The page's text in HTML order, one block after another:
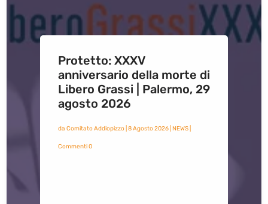
Protetto: XXXV
anniversario della morte di
Libero Grassi | Palermo, 29
agosto 2026
da Comitato Addiopizzo| 8 Agosto 2026| NEWS|
Commenti 0